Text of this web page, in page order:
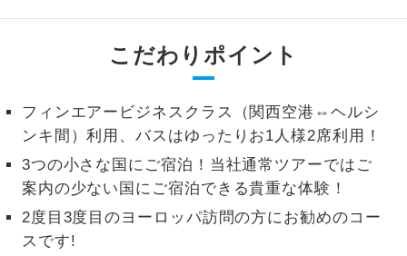
こだわりポイント
フィンエアービジネスクラス（関西空港⇔ヘルシ
ンキ間）利用、バスはゆったりお1人様2席利用！
3つの小さな国にご宿泊！当社通常ツアーではご
案内の少ない国にご宿泊できる貴重な体験！
2度目3度目のヨーロッパ訪問の方にお勧めのコー
スです!
だけます。
ホン
をじっくり聞くことができます。
1名様催行
1名様から出発可能な個人型プランで
す。
2名様催行
2名様から出発可能な個人型プランで